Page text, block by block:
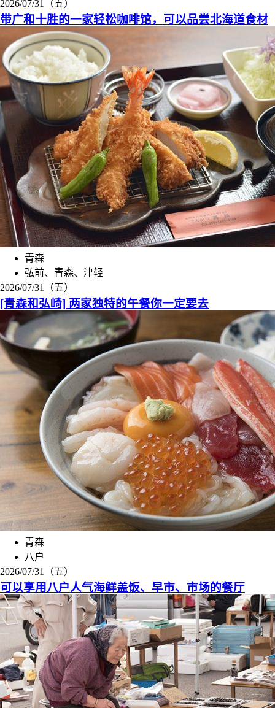
2026/07/31（五）
带广和十胜的一家轻松咖啡馆，可以品尝北海道食材
青森
弘前、青森、津轻
2026/07/31（五）
[青森和弘崎] 两家独特的午餐你一定要去
青森
八户
2026/07/31（五）
可以享用八户人气海鲜盖饭、早市、市场的餐厅